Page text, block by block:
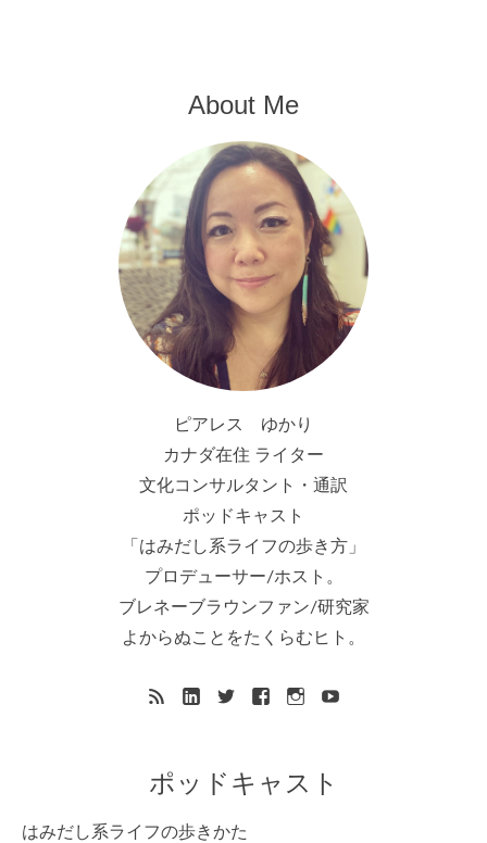
About Me
ピアレス ゆかり
カナダ在住 ライター
文化コンサルタント・通訳
ポッドキャスト
「はみだし系ライフの歩き方」
プロデューサー/ホスト。
ブレネーブラウンファン/研究家
よからぬことをたくらむヒト。
ポッドキャスト
はみだし系ライフの歩きかた